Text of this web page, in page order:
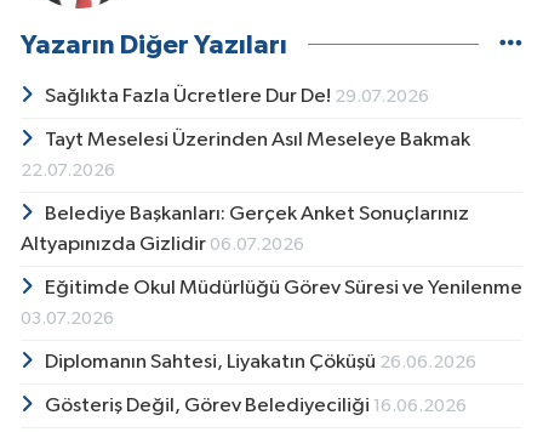
Yazarın Diğer Yazıları
Sağlıkta Fazla Ücretlere Dur De! 29.07.2026
Tayt Meselesi Üzerinden Asıl Meseleye Bakmak
22.07.2026
Belediye Başkanları: Gerçek Anket Sonuçlarınız
Altyapınızda Gizlidir 06.07.2026
Eğitimde Okul Müdürlüğü Görev Süresi ve Yenilenme
03.07.2026
Diplomanın Sahtesi, Liyakatın Çöküşü 26.06.2026
Gösteriş Değil, Görev Belediyeciliği 16.06.2026